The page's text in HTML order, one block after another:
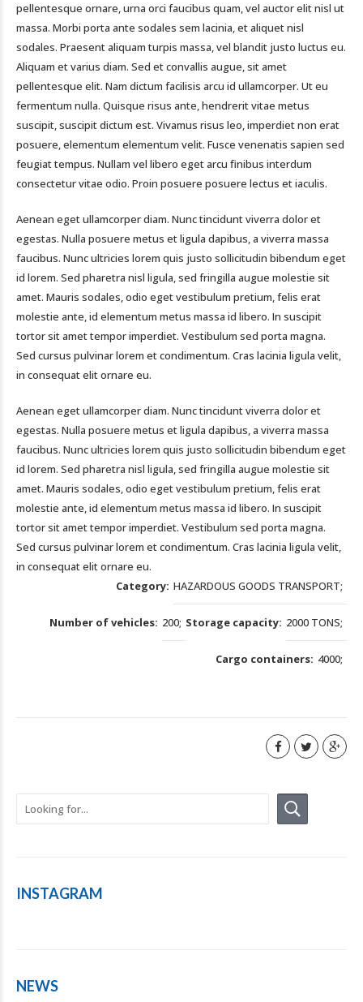
pellentesque ornare, urna orci faucibus quam, vel auctor elit nisl ut
massa. Morbi porta ante sodales sem lacinia, et aliquet nisl
sodales. Praesent aliquam turpis massa, vel blandit justo luctus eu.
Aliquam et varius diam. Sed et convallis augue, sit amet
pellentesque elit. Nam dictum facilisis arcu id ullamcorper. Ut eu
fermentum nulla. Quisque risus ante, hendrerit vitae metus
suscipit, suscipit dictum est. Vivamus risus leo, imperdiet non erat
posuere, elementum elementum velit. Fusce venenatis sapien sed
feugiat tempus. Nullam vel libero eget arcu finibus interdum
consectetur vitae odio. Proin posuere posuere lectus et iaculis.
Aenean eget ullamcorper diam. Nunc tincidunt viverra dolor et
egestas. Nulla posuere metus et ligula dapibus, a viverra massa
faucibus. Nunc ultricies lorem quis justo sollicitudin bibendum eget
id lorem. Sed pharetra nisl ligula, sed fringilla augue molestie sit
amet. Mauris sodales, odio eget vestibulum pretium, felis erat
molestie ante, id elementum metus massa id libero. In suscipit
tortor sit amet tempor imperdiet. Vestibulum sed porta magna.
Sed cursus pulvinar lorem et condimentum. Cras lacinia ligula velit,
in consequat elit ornare eu.
Aenean eget ullamcorper diam. Nunc tincidunt viverra dolor et
egestas. Nulla posuere metus et ligula dapibus, a viverra massa
faucibus. Nunc ultricies lorem quis justo sollicitudin bibendum eget
id lorem. Sed pharetra nisl ligula, sed fringilla augue molestie sit
amet. Mauris sodales, odio eget vestibulum pretium, felis erat
molestie ante, id elementum metus massa id libero. In suscipit
tortor sit amet tempor imperdiet. Vestibulum sed porta magna.
Sed cursus pulvinar lorem et condimentum. Cras lacinia ligula velit,
in consequat elit ornare eu.
Category HAZARDOUS GOODS TRANSPORT
Number of vehicles 200 Storage capacity 2000 TONS
Cargo containers 4000
INSTAGRAM
NEWS